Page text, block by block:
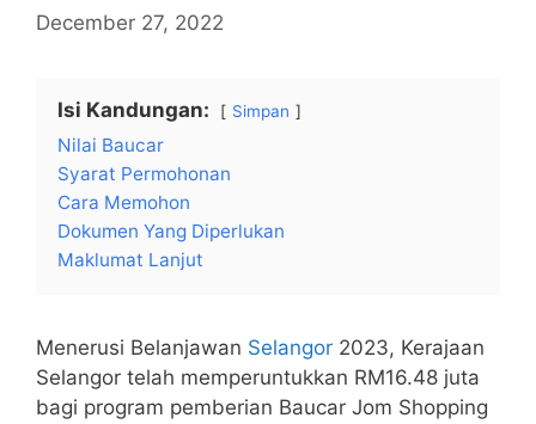
December 27, 2022
Isi Kandungan: Simpan
Nilai Baucar
Syarat Permohonan
Cara Memohon
Dokumen Yang Diperlukan
Maklumat Lanjut
Menerusi Belanjawan Selangor 2023, Kerajaan
Selangor telah memperuntukkan RM16.48 juta
bagi program pemberian Baucar Jom Shopping